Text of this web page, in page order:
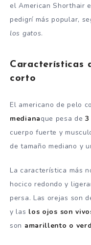
el American Shorthair
pedigrí más popular,
los gatos.
Características
corto
El americano de pelo
medianaque pesa de
cuerpo fuerte y
de tamaño mediano y
La característica más
hocico redondo y
persa. Las orejas son
y las los ojos son
son amarillento o